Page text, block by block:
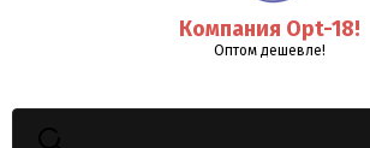
Компания Opt-18!
Оптом дешевле!